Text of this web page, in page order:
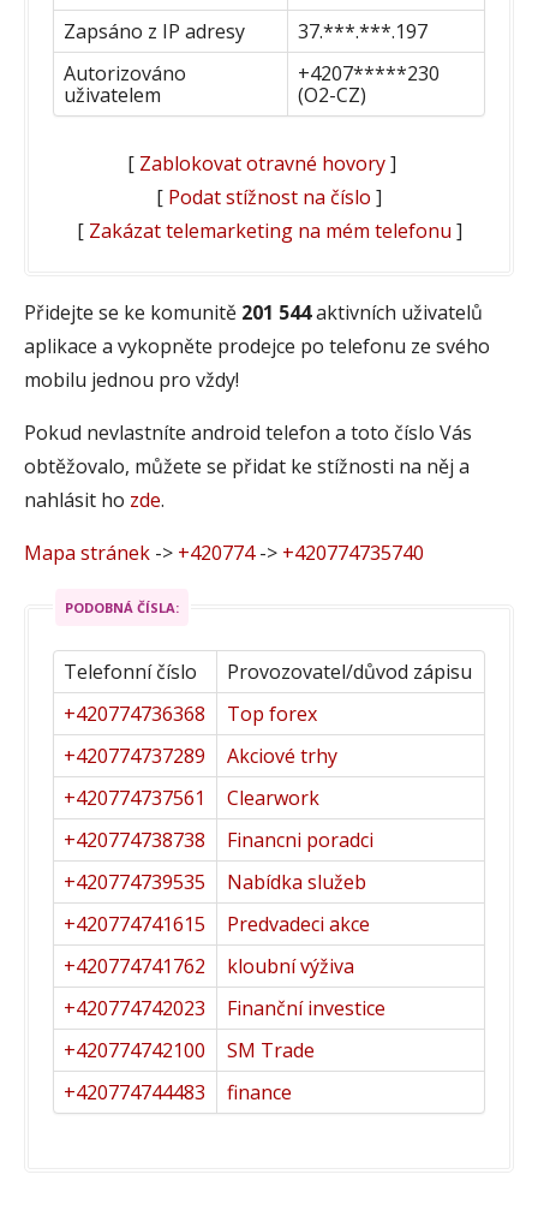
Zapsáno z IP adresy
37.***.***.197
Autorizováno
uživatelem
+4207*****230
(O2-CZ)
[ Zablokovat otravné hovory]
[ Podat stížnost na číslo ]
[ Zakázat telemarketing na mém telefonu ]
Přidejte se ke komunitě 201 544aktivních uživatelů
aplikace a vykopněte prodejce po telefonu ze svého
mobilu jednou pro vždy!
Pokud nevlastníte android telefon a toto číslo Vás
obtěžovalo, můžete se přidat ke stížnosti na něj a
nahlásit ho zde.
Mapa stránek -> +420774-> +420774735740
PODOBNÁ ČÍSLA:
Telefonní číslo
Provozovatel/důvod zápisu
+420774736368
Top forex
+420774737289
Akciové trhy
+420774737561
Clearwork
+420774738738
Financni poradci
+420774739535
Nabídka služeb
+420774741615
Predvadeci akce
+420774741762
kloubní výživa
+420774742023
Finanční investice
+420774742100
SM Trade
+420774744483
finance